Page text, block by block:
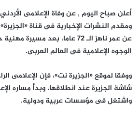
أعلن صباح اليوم , عن وفاة الإعلامى
ومقدم النشرات الإخبارية فى قناة
عن عمر ناهز الـ 72 عاما، بعد
الوجوه الإعلامية فى العالم العربى.
ووفقا لموقع «الجزيرة نت»، فإن الإعلامى
شاشة الجزيرة عند انطلاقها، وبدأ مساره
واشتغل فى مؤسسات عربية ودولية.